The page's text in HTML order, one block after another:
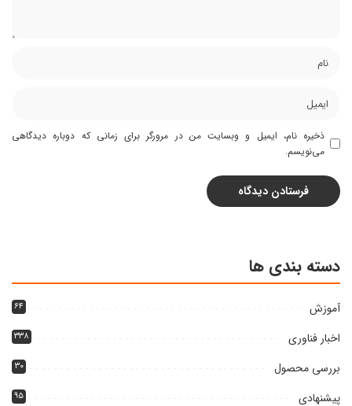
ذخیره نام، ایمیل و وبسایت من در مرورگر برای زمانی که دوباره دیدگاهی
می‌نویسم.
دسته بندی ها
آموزش ۶۴
اخبار فناوری ۳۳۸
بررسی محصول ۳۰
پیشنهادی ۹۵